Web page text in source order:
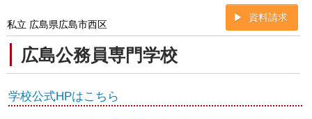
広島公務員専門学校
私立 広島県広島市西区
資料請求
学校公式HPはこちら